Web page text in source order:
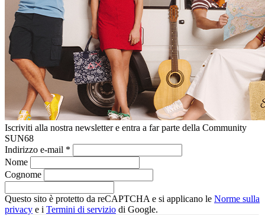
Iscriviti alla nostra newsletter e entra a far parte della Community
SUN68
Indirizzo e-mail *
Nome
Cognome
Questo sito è protetto da reCAPTCHA e si applicano le Norme sulla
privacy e i Termini di servizio di Google.